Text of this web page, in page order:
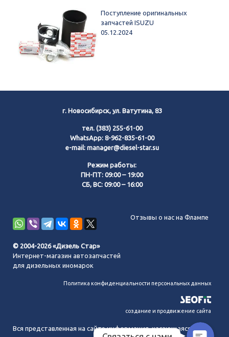
Поступление оригинальных
запчастей ISUZU
05.12.2024
г. Новосибирск, ул. Ватутина, 83
тел. (383) 255-61-00
WhatsApp: 8-962-835-61-00
e-mail: manager@diesel-star.su
Режим работы:
ПН-ПТ: 09:00 – 19:00
СБ, ВС: 09:00 – 16:00
Отзывы о нас на Флампе
© 2004-2026 «Дизель Стар»
Интернет-магазин автозапчастей
для дизельных иномарок
Политика конфиденциальности персональных данных
создание и продвижение сайта
Вся представленная на сайте информация, касающаяся